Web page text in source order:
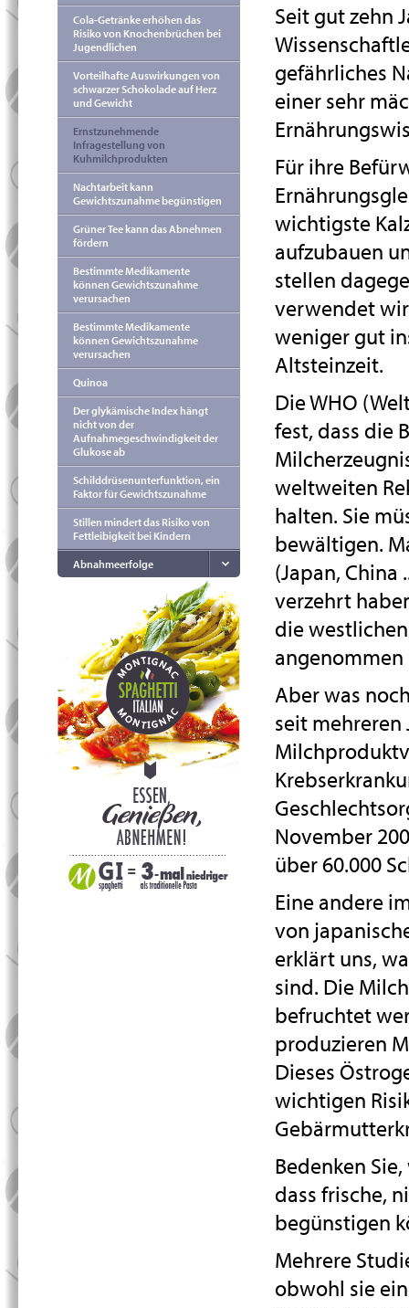
Cola-Getränke erhöhen das
Risiko von Knochenbrüchen bei
Jugendlichen
Vorteilhafte Auswirkungen von
schwarzer Schokolade auf Herz
und Gewicht
Ernstzunehmende
Infragestellung von
Kuhmilchprodukten
Nachtarbeit kann
Gewichtszunahme begünstigen
Grüner Tee kann das Abnehmen
fördern
Bestimmte Medikamente
können Gewichtszunahme
verursachen
Bestimmte Medikamente
können Gewichtszunahme
verursachen
Quinoa
Der glykämische Index hängt
nicht von der
Aufnahmegeschwindigkeit der
Glukose ab
Schilddrüsenunterfunktion, ein
Faktor für Gewichtszunahme
Stillen mindert das Risiko von
Fettleibigkeit bei Kindern
Abnahmeerfolge
Seit gut zehn
gefährliches
einer sehr
Für ihre
wichtigste
aufzubauen
stellen
verwendet
weniger gut
Altsteinzeit.
Die WHO
fest, dass die
weltweiten
halten. Sie
bewältigen.
(Japan, China
verzehrt
die
angenommen
Aber was
seit mehreren
November
über 60.000
Eine andere
von
erklärt uns,
sind. Die
befruchtet
produzieren
Dieses
wichtigen
Bedenken
dass frische,
begünstigen
Mehrere
obwohl sie